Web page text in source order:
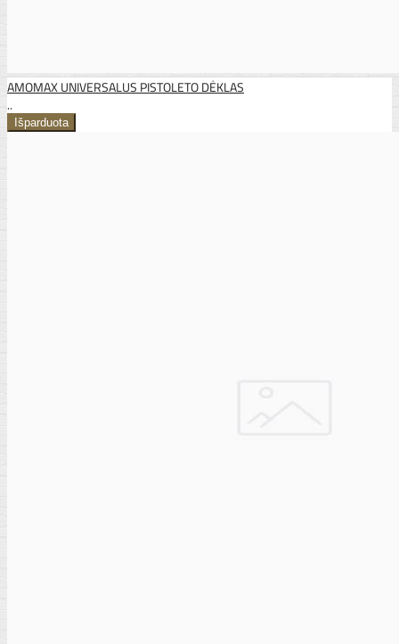
AMOMAX UNIVERSALUS PISTOLETO DĖKLAS
..